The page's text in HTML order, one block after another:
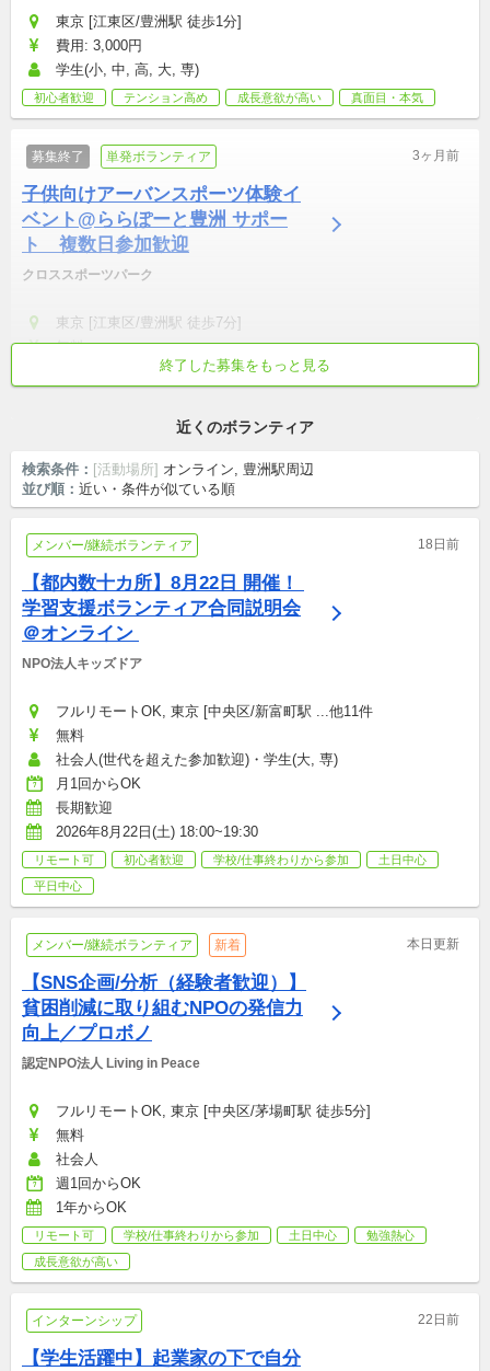
東京 [江東区/豊洲駅 徒歩1分]
費用: 3,000円
学生(小, 中, 高, 大, 専)
初心者歓迎 テンション高め 成長意欲が高い 真面目・本気
募集終了 単発ボランティア 3ヶ月前
子供向けアーバンスポーツ体験イ
ベント@ららぽーと豊洲 サポー
ト　複数日参加歓迎
クロススポーツパーク
東京 [江東区/豊洲駅 徒歩7分]
無料
社会人・学生(高, 大, 専)終了した募集をもっと見る
近くのボランティア
検索条件： [活動場所] オンライン, 豊洲駅周辺
並び順： 近い・条件が似ている順
メンバー/継続ボランティア 18日前
【都内数十カ所】8月22日 開催！
学習支援ボランティア合同説明会
NPO法人キッズドア
フルリモートOK, 東京 [中央区/新富町駅 ...他11件
無料
社会人(世代を超えた参加歓迎)・学生(大, 専)
月1回からOK
長期歓迎
2026年8月22日(土) 18:00~19:30
リモート可 初心者歓迎 学校/仕事終わりから参加
土日中心
平日中心
メンバー/継続ボランティア 新着 本日更新
【SNS企画/分析（経験者歓迎）】
貧困削減に取り組むNPOの発信力
向上／プロボノ
認定NPO法人 Living in Peace
フルリモートOK, 東京 [中央区/茅場町駅 徒歩5分]
無料
社会人
週1回からOK
1年からOK
リモート可 学校/仕事終わりから参加 土日中心
勉強熱心
成長意欲が高い
インターンシップ 22日前
【学生活躍中】起業家の下で自分